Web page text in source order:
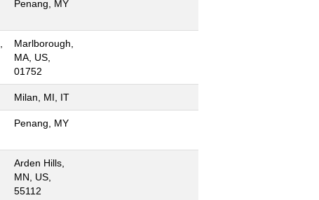
Penang, MY
Marlborough,
MA, US,
01752
Milan, MI, IT
Penang, MY
Arden Hills,
MN, US,
55112